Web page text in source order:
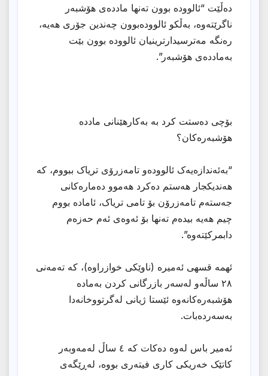
دەڵێت “ئالوودە بوون تەنها ماددەی هۆشبەر
ناگرێتەوە، بەڵکو ئالوودەبوون چەندین جۆری هەیە،
رەنگە مەترسیدارترینیان ئالوودە بوون بێت
بەماددەی هۆشبەر”.
بۆچی دەستت کرد بە بەکارهێنانی ماددە
هۆشبەرەکان؟
“بەئەندازەیەک ئالوودەو تامەزرۆی تریاک ببووم، کە
هەندیکجار هەستم دەکرد هەموو دەمارەکانی
جەستەم تامەزرۆن بۆ تامی تریاک، ئامادە بووم
چیم هەیە بیدەم تەنها بۆ ئەوەی ئەم حەزەم
دابمرکێتەوە”.
ئهمه قسهی ئەمیرە (ناوێکی خوازراوە)، كه تەمەنی
٢٨ ساڵەو لەسەر بازرگانی کردن بەمادە
هۆشبەرەکانەوە ئێستا ژیانی لەگرتووخانەدا
بەسەردەبات.
ئەمیر باس لەوە دەکات کە ٤ ساڵ لەمەوبەر
کاتێک خەریکی کاری فیتەری بووە، لەڕێگەی